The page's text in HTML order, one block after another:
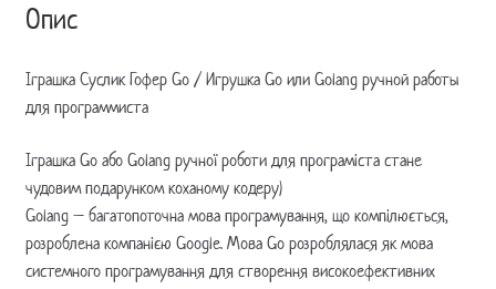
Опис
Іграшка Суслик Гофер Go / Игрушка Go или Golang ручной работы
для программиста
Іграшка Go або Golang ручної роботи для програміста стане
чудовим подарунком коханому кодеру)
Golang – багатопоточна мова програмування, що компілюється,
розроблена компанією Google. Мова Go розроблялася як мова
системного програмування для створення високоефективних